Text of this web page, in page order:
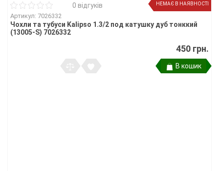
НЕМАЄ В НАЯВНОСТІ
0 відгуків
Артикул: 7026332
Чохли та тубуси Kalipso 1.3/2 под катушку дуб тонккий
(13005-S) 7026332
450 грн.
В кошик